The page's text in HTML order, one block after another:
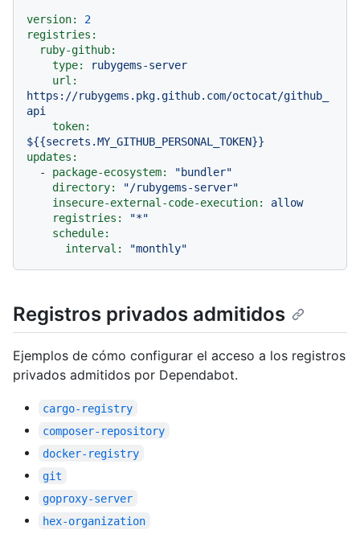
version:
2
registries:
ruby-github:
type:
rubygems-server
url:
https://rubygems.pkg.github.com/octocat/github_
api
token:
${{secrets.MY_GITHUB_PERSONAL_TOKEN}}
updates:
-
package-ecosystem:
"bundler"
directory:
"/rubygems-server"
insecure-external-code-execution:
allow
registries:
"*"
schedule:
interval:
"monthly"
Registros privados admitidos
Ejemplos de cómo configurar el acceso a los registros
privados admitidos por Dependabot.
cargo-registry
composer-repository
docker-registry
git
goproxy-server
hex-organization